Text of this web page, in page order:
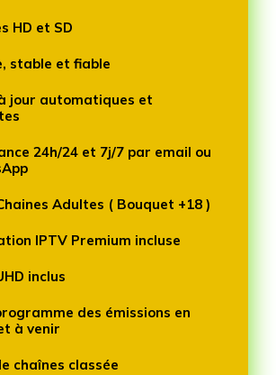
HD et SD
stable et fiable
jour automatiques et
24h/24 et 7j/7 par email ou
Adultes ( Bouquet +18 )
IPTV Premium incluse
inclus
des émissions en
à venir
chaînes classée